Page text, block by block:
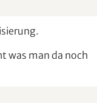
was man da noch